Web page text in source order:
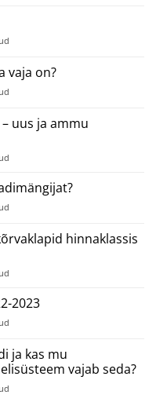
vaja on?
uus ja ammu
hinnaklassis
2023
ja kas mu
vajab seda?